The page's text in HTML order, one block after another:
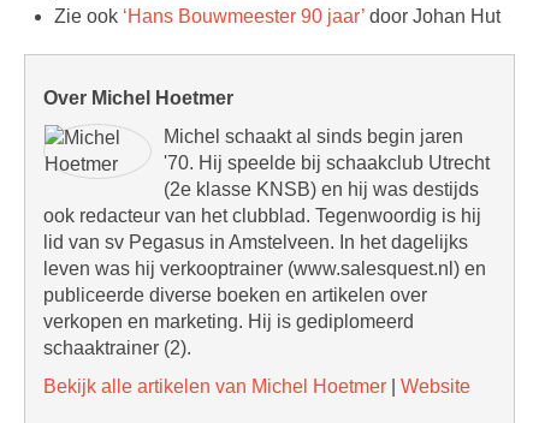
Zie ook ‘Hans Bouwmeester 90 jaar’ door Johan Hut
Over Michel Hoetmer
Michel schaakt al sinds begin jaren
'70. Hij speelde bij schaakclub Utrecht
(2e klasse KNSB) en hij was destijds
ook redacteur van het clubblad. Tegenwoordig is hij
lid van sv Pegasus in Amstelveen. In het dagelijks
leven was hij verkooptrainer (www.salesquest.nl) en
publiceerde diverse boeken en artikelen over
verkopen en marketing. Hij is gediplomeerd
schaaktrainer (2).
Bekijk alle artikelen van Michel Hoetmer
Website